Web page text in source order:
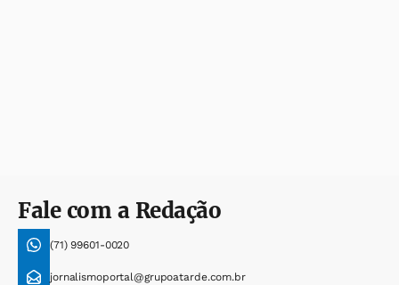
Fale com a Redação
(71) 99601-0020
jornalismoportal@grupoatarde.com.br